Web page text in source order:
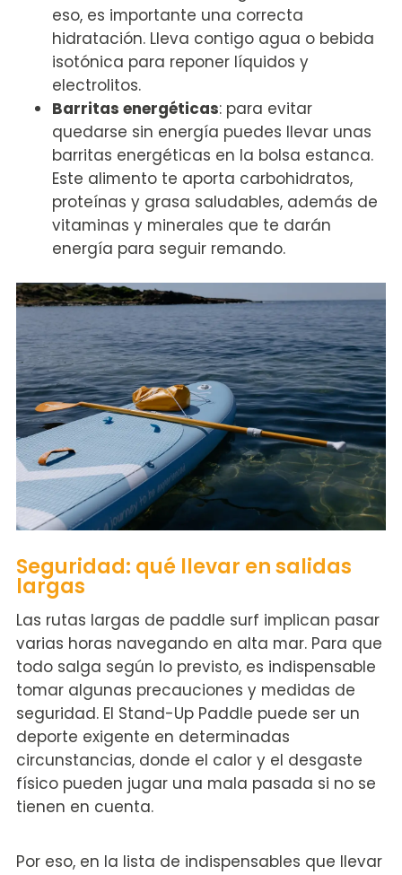
eso, es importante una correcta
hidratación. Lleva contigo agua o bebida
isotónica para reponer líquidos y
electrolitos.
Barritas energéticas: para evitar
quedarse sin energía puedes llevar unas
barritas energéticas en la bolsa estanca.
Este alimento te aporta carbohidratos,
proteínas y grasa saludables, además de
vitaminas y minerales que te darán
energía para seguir remando.
Seguridad: qué llevar en salidas
largas
Las rutas largas de paddle surf implican pasar
varias horas navegando en alta mar. Para que
todo salga según lo previsto, es indispensable
tomar algunas precauciones y medidas de
seguridad. El Stand-Up Paddle puede ser un
deporte exigente en determinadas
circunstancias, donde el calor y el desgaste
físico pueden jugar una mala pasada si no se
tienen en cuenta.
Por eso, en la lista de indispensables que llevar